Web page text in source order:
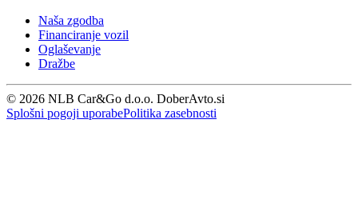
Naša zgodba
Financiranje vozil
Oglaševanje
Dražbe
© 2026 NLB Car&Go d.o.o. DoberAvto.si
Splošni pogoji uporabePolitika zasebnosti